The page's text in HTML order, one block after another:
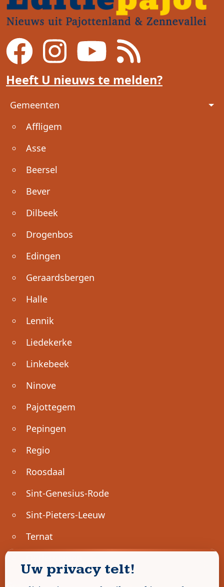
Heeft U nieuws te melden?
Voet
Gemeenten
Affligem
Asse
Beersel
Bever
Dilbeek
Drogenbos
Edingen
Geraardsbergen
Halle
Lennik
Liedekerke
Linkebeek
Ninove
Pajottegem
Pepingen
Regio
Roosdaal
Sint-Genesius-Rode
Sint-Pieters-Leeuw
Ternat
Uw privacy telt!